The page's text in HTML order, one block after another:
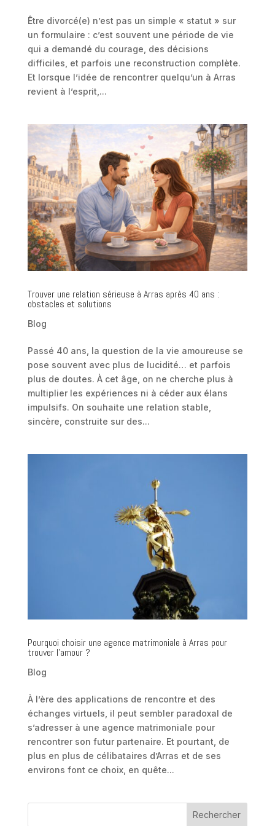
Être divorcé(e) n’est pas un simple « statut » sur
un formulaire : c’est souvent une période de vie
qui a demandé du courage, des décisions
difficiles, et parfois une reconstruction complète.
Et lorsque l’idée de rencontrer quelqu’un à Arras
revient à l’esprit,...
Trouver une relation sérieuse à Arras après 40 ans :
obstacles et solutions
Blog
Passé 40 ans, la question de la vie amoureuse se
pose souvent avec plus de lucidité… et parfois
plus de doutes. À cet âge, on ne cherche plus à
multiplier les expériences ni à céder aux élans
impulsifs. On souhaite une relation stable,
sincère, construite sur des...
Pourquoi choisir une agence matrimoniale à Arras pour
trouver l’amour ?
Blog
À l’ère des applications de rencontre et des
échanges virtuels, il peut sembler paradoxal de
s’adresser à une agence matrimoniale pour
rencontrer son futur partenaire. Et pourtant, de
plus en plus de célibataires d’Arras et de ses
environs font ce choix, en quête...
Rechercher